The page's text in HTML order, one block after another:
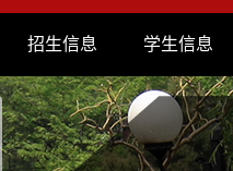
招生信息 学生信息